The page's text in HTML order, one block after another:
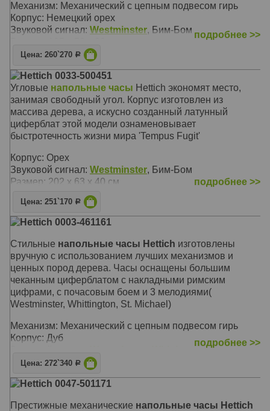
Механизм: Механический с цепным подвесом гирь
Корпус: Немецкий орех
Звуковой сигнал: Westminster, Бим-Бом подробнее >>
Цена: 260`270 Р
Hettich 0033-500451
Угловые напольные часы Hettich экономят место,
занимая свободный угол. Корпус изготовлен из
массива дерева, а искусно созданный латунный
циферблат этой модели ознаменовывает
быстротечность жизни мира 'Tempus Fugit'
Корпус: Орех
Звуковой сигнал: Westminster, Бим-Бом
Размер: 202 х 63 х 40 см
подробнее >>
Цена: 251`170 Р
Hettich 0003-461161
Стильные напольные часы Hettich изготовлены
вручную с использованием лучших механизмов и
ценных пород дерева. Часы оснащены большим
чеканным циферблатом с накладными римским
цифрами, с почасовым боем и 3 мелодиями(
Westminster, Whittington, St. Michael)
Механизм: Механический с цепным подвесом гирь
Корпус: Дуб
, St. Michael
+ Бим-Бом
подробнее >>
Цена: 272`340 Р
Hettich 0047-501171
Престижные механические напольные часы Hettich